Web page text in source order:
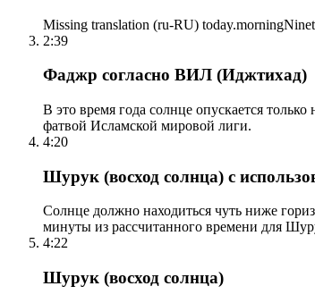
Missing translation (ru-RU)
2:39
Фаджр согласно ВИЛ (Иджтихад)
В это время года солнце опускается
фатвой Исламской мировой лиги.
4:20
Шурук (восход солнца) с
Солнце должно находиться чуть ниже
минуты из рассчитанного времени для
4:22
Шурук (восход солнца)